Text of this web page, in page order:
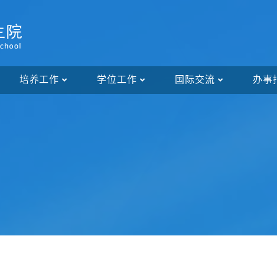
培养工作 学位工作 国际交流 办事